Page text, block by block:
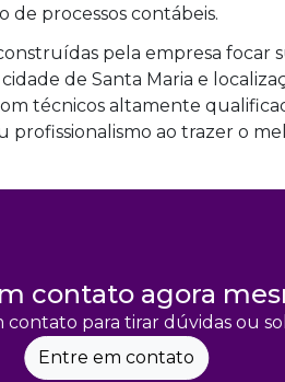
de processos contábeis.
pela empresa focar
de Santa Maria e
técnicos altamente
profissionalismo ao trazer o
contato agora
para tirar dúvidas ou
Entre em contato